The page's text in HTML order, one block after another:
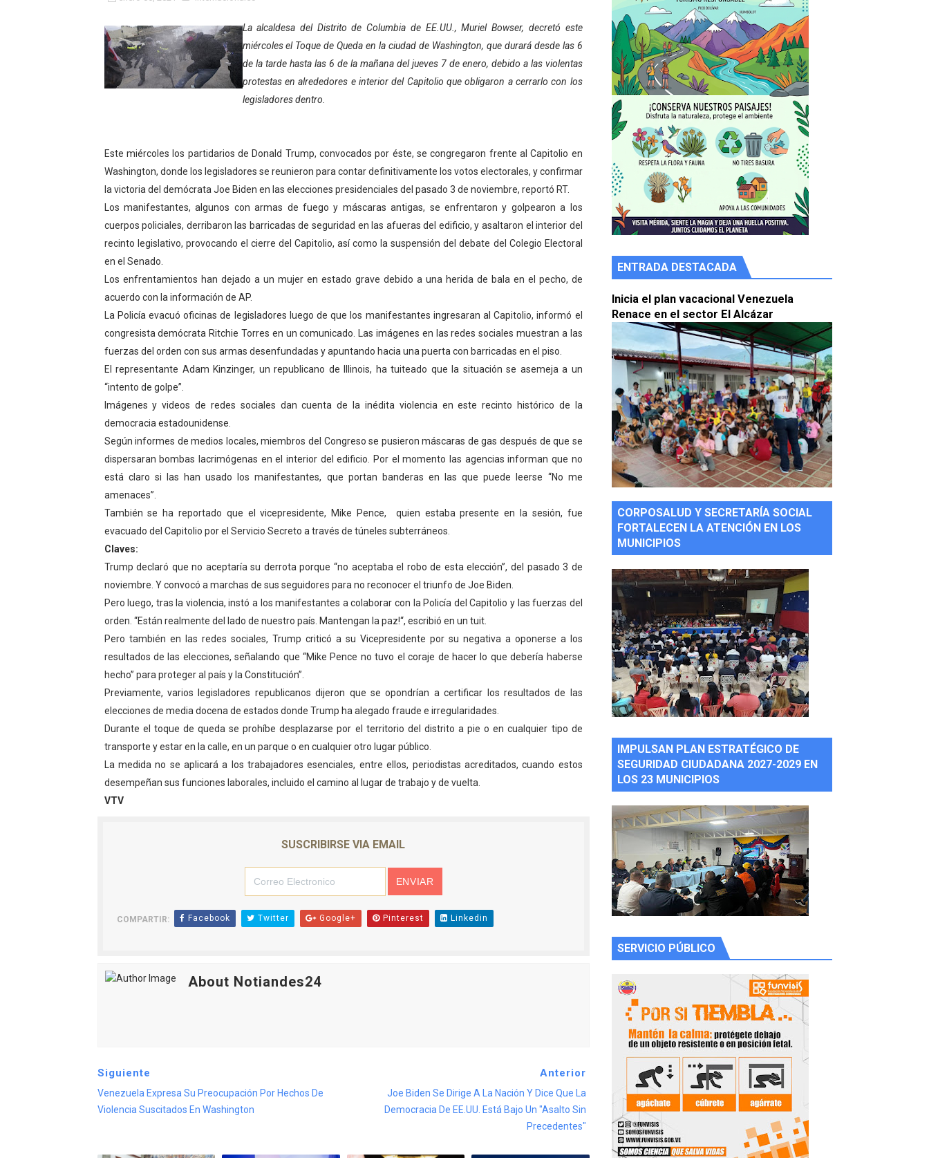
INN-Mérida celebró el Lacto grado para promover el inicio de una vida saludable
Impulsan plan estratégico de seguridad ciudadana 2027-2029 en los 23 municipios
Niños de Estudiantes de Mérida sembraron 110 árboles en su sede
Corposalud y Secretaría Social fortalecen la atención en los municipios
Inicia el plan vacacional Venezuela Renace en el sector El Alcázar
Expertos inspeccionan espacios del OAN para la instalación del detector Cherenkov de agua
Dictan MasterClass en el marco del Encuentro LAGO Venezuela, edición Mérida
Campo Elías avanza con plan de asfaltado
Encuentro estadal fortalece la coordinación de políticas sociales en Mérida
Gobernador Arnaldo Sánchez apadrina a más de 993 nuevos bachilleres de Mérida
Plan Quirúrgico Regional llega a Pueblo Llano con la activación de dos quirófanos
La alcaldesa del Distrito de Columbia de EE.UU., Muriel Bowser, decretó este
miércoles el Toque de Queda en la ciudad de Washington, que durará desde las 6
de la tarde hasta las 6 de la mañana del jueves 7 de enero, debido a las violentas
protestas en alrededores e interior del Capitolio que obligaron a cerrarlo con los
legisladores dentro.
Este miércoles los partidarios de Donald Trump, convocados por éste, se congregaron frente al Capitolio en
Washington, donde los legisladores se reunieron para contar definitivamente los votos electorales, y confirmar
la victoria del demócrata Joe Biden en las elecciones presidenciales del pasado 3 de noviembre, reportó RT.
Los manifestantes, algunos con armas de fuego y máscaras antigas, se enfrentaron y golpearon a los
cuerpos policiales, derribaron las barricadas de seguridad en las afueras del edificio, y asaltaron el interior del
recinto legislativo, provocando el cierre del Capitolio, así como la suspensión del debate del Colegio Electoral
en el Senado.
Los enfrentamientos han dejado a un mujer en estado grave debido a una herida de bala en el pecho, de
acuerdo con la información de AP.
La Policía evacuó oficinas de legisladores luego de que los manifestantes ingresaran al Capitolio, informó el
congresista demócrata Ritchie Torres en un comunicado. Las imágenes en las redes sociales muestran a las
fuerzas del orden con sus armas desenfundadas y apuntando hacia una puerta con barricadas en el piso.
El representante Adam Kinzinger, un republicano de Illinois, ha tuiteado que la situación se asemeja a un
“intento de golpe”.
Imágenes y videos de redes sociales dan cuenta de la inédita violencia en este recinto histórico de la
democracia estadounidense.
Según informes de medios locales, miembros del Congreso se pusieron máscaras de gas después de que se
dispersaran bombas lacrimógenas en el interior del edificio. Por el momento las agencias informan que no
está claro si las han usado los manifestantes, que portan banderas en las que puede leerse “No me
amenaces”.
También se ha reportado que el vicepresidente, Mike Pence, quien estaba presente en la sesión, fue
evacuado del Capitolio por el Servicio Secreto a través de túneles subterráneos.
Claves:
Trump declaró que no aceptaría su derrota porque “no aceptaba el robo de esta elección”, del pasado 3 de
noviembre. Y convocó a marchas de sus seguidores para no reconocer el triunfo de Joe Biden.
Pero luego, tras la violencia, instó a los manifestantes a colaborar con la Policía del Capitolio y las fuerzas del
orden. “Están realmente del lado de nuestro país. Mantengan la paz!“, escribió en un tuit.
Pero también en las redes sociales, Trump criticó a su Vicepresidente por su negativa a oponerse a los
resultados de las elecciones, señalando que “Mike Pence no tuvo el coraje de hacer lo que debería haberse
hecho” para proteger al país y la Constitución”.
Previamente, varios legisladores republicanos dijeron que se opondrían a certificar los resultados de las
elecciones de media docena de estados donde Trump ha alegado fraude e irregularidades.
Durante el toque de queda se prohíbe desplazarse por el territorio del distrito a pie o en cualquier tipo de
transporte y estar en la calle, en un parque o en cualquier otro lugar público.
La medida no se aplicará a los trabajadores esenciales, entre ellos, periodistas acreditados, cuando estos
desempeñan sus funciones laborales, incluido el camino al lugar de trabajo y de vuelta.
VTV
SUSCRIBIRSE VIA EMAIL
COMPARTIR: Facebook Twitter Google+ Pinterest Linkedin
About Notiandes24
Siguiente
Venezuela Expresa Su Preocupación Por Hechos De
Violencia Suscitados En Washington
Anterior
Joe Biden Se Dirige A La Nación Y Dice Que La
Democracia De EE.UU. Está Bajo Un "asalto Sin
Precedentes"
ENTRADA DESTACADA
Inicia el plan vacacional Venezuela
Renace en el sector El Alcázar
CORPOSALUD Y SECRETARÍA SOCIAL
FORTALECEN LA ATENCIÓN EN LOS
MUNICIPIOS
IMPULSAN PLAN ESTRATÉGICO DE
SEGURIDAD CIUDADANA 2027-2029 EN
LOS 23 MUNICIPIOS
SERVICIO PÚBLICO